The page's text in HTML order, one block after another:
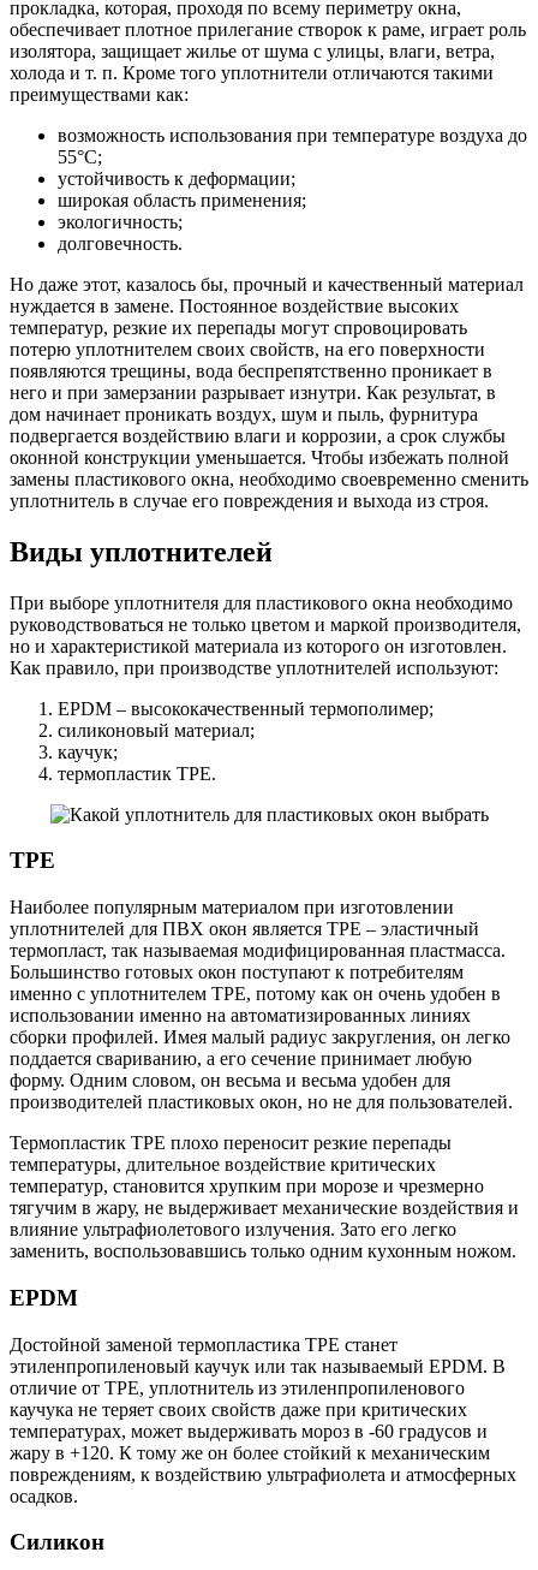
прокладка, которая, проходя по всему периметру окна,
обеспечивает плотное прилегание створок к раме, играет роль
изолятора, защищает жилье от шума с улицы, влаги, ветра,
холода и т. п. Кроме того уплотнители отличаются такими
преимуществами как:
возможность использования при температуре воздуха до
55°С;
устойчивость к деформации;
широкая область применения;
экологичность;
долговечность.
Но даже этот, казалось бы, прочный и качественный материал
нуждается в замене. Постоянное воздействие высоких
температур, резкие их перепады могут спровоцировать
потерю уплотнителем своих свойств, на его поверхности
появляются трещины, вода беспрепятственно проникает в
него и при замерзании разрывает изнутри. Как результат, в
дом начинает проникать воздух, шум и пыль, фурнитура
подвергается воздействию влаги и коррозии, а срок службы
оконной конструкции уменьшается. Чтобы избежать полной
замены пластикового окна, необходимо своевременно сменить
уплотнитель в случае его повреждения и выхода из строя.
Виды уплотнителей
При выборе уплотнителя для пластикового окна необходимо
руководствоваться не только цветом и маркой производителя,
но и характеристикой материала из которого он изготовлен.
Как правило, при производстве уплотнителей используют:
EPDM – высококачественный термополимер;
силиконовый материал;
каучук;
термопластик TPE.
ТРЕ
Наиболее популярным материалом при изготовлении
уплотнителей для ПВХ окон является ТРЕ – эластичный
термопласт, так называемая модифицированная пластмасса.
Большинство готовых окон поступают к потребителям
именно с уплотнителем ТРЕ, потому как он очень удобен в
использовании именно на автоматизированных линиях
сборки профилей. Имея малый радиус закругления, он легко
поддается свариванию, а его сечение принимает любую
форму. Одним словом, он весьма и весьма удобен для
производителей пластиковых окон, но не для пользователей.
Термопластик ТРЕ плохо переносит резкие перепады
температуры, длительное воздействие критических
температур, становится хрупким при морозе и чрезмерно
тягучим в жару, не выдерживает механические воздействия и
влияние ультрафиолетового излучения. Зато его легко
заменить, воспользовавшись только одним кухонным ножом.
EPDM
Достойной заменой термопластика ТРЕ станет
этиленпропиленовый каучук или так называемый EPDM. В
отличие от ТРЕ, уплотнитель из этиленпропиленового
каучука не теряет своих свойств даже при критических
температурах, может выдерживать мороз в -60 градусов и
жару в +120. К тому же он более стойкий к механическим
повреждениям, к воздействию ультрафиолета и атмосферных
осадков.
Силикон